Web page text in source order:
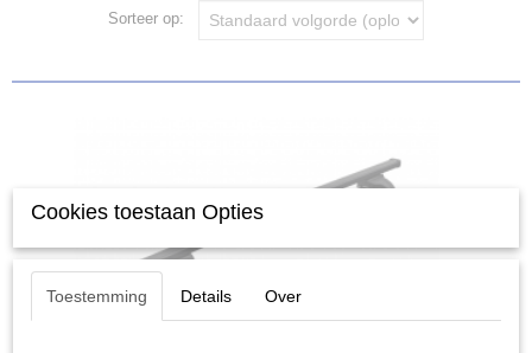
Sorteer op:
Cookies toestaan Opties
Toestemming Details Over